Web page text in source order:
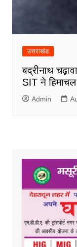
उत्तराखंड
बद्रीनाथ
SIT ने
Admin